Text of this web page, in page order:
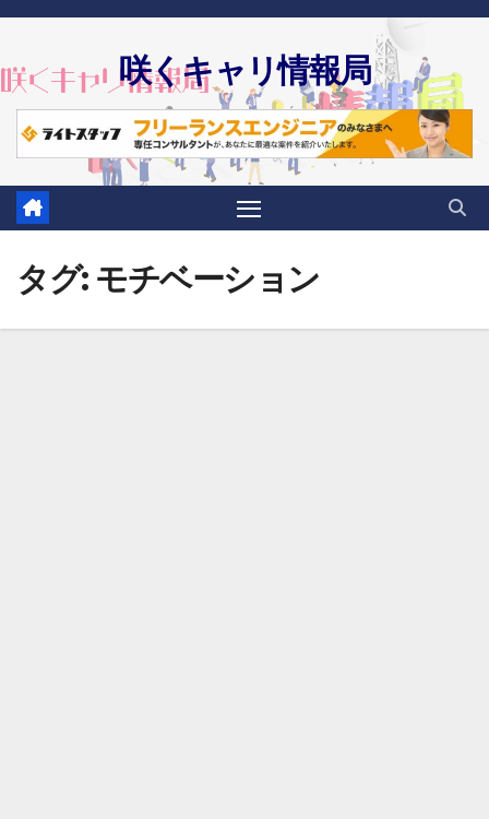
Skip
content
咲くキャリ情報局
タグ: モチベーション